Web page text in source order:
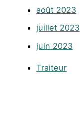
août 2023
juillet 2023
juin 2023
Traiteur